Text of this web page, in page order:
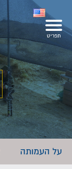
על העמותה